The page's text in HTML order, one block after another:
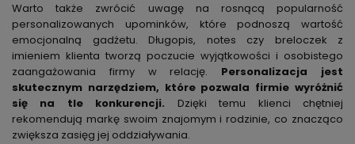
Warto także zwrócić uwagę na rosnącą popularność
personalizowanych upominków, które podnoszą wartość
emocjonalną gadżetu. Długopis, notes czy breloczek z
imieniem klienta tworzą poczucie wyjątkowości i osobistego
zaangażowania firmy w relację. Personalizacja jest
skutecznym narzędziem, które pozwala firmie wyróżnić
się na tle konkurencji. Dzięki temu klienci chętniej
rekomendują markę swoim znajomym i rodzinie, co znacząco
zwiększa zasięg jej oddziaływania.